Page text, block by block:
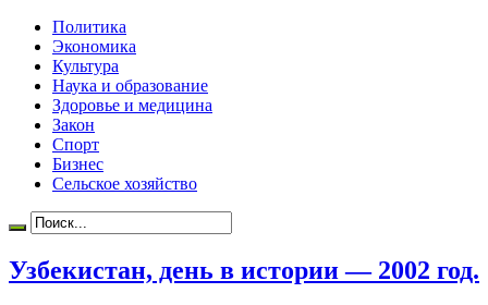
Политика
Экономика
Культура
Наука и образование
Здоровье и медицина
Закон
Спорт
Бизнес
Сельское хозяйство
Узбекистан, день в истории — 2002 год.